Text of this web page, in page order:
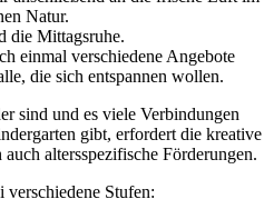
Natur.
die Mittagsruhe.
einmal verschiedene Angebote
die sich entspannen wollen.
sind und es viele Verbindungen
gibt, erfordert die kreative
altersspezifische Förderungen.
Stufen: